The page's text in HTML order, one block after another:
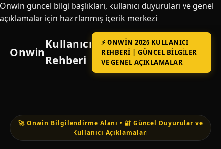
Onwin güncel bilgi başlıkları, kullanıcı duyuruları ve genel
açıklamalar için hazırlanmış içerik merkezi
Onwin
Kullanıcı
Rehberi
⚡ ONWIN 2026 KULLANICI
REHBERI | GÜNCEL BILGILER
VE GENEL AÇIKLAMALAR
🚀 Onwin Bilgilendirme Alanı • 🔐 Güncel Duyurular ve
Kullanıcı Açıklamaları